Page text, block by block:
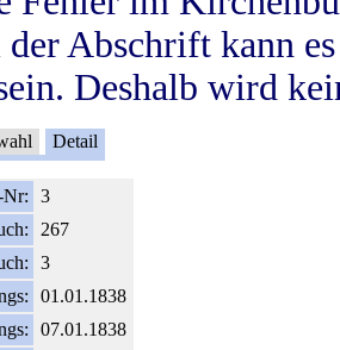
Abschrift kann
Deshalb wird
Detail
3
267
3
01.01.1838
07.01.1838